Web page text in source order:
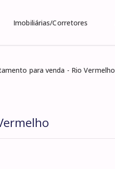
Imobiliárias/Corretores
para venda - Rio Vermelho